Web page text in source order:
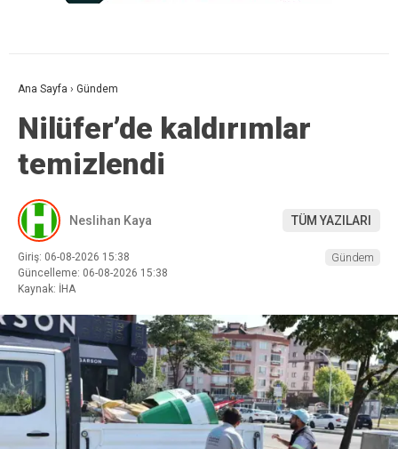
Ana Sayfa › Gündem
Nilüfer’de kaldırımlar
temizlendi
Neslihan Kaya TÜM YAZILARI
Giriş: 06-08-2026 15:38
Güncelleme: 06-08-2026 15:38
Kaynak: İHA
Gündem